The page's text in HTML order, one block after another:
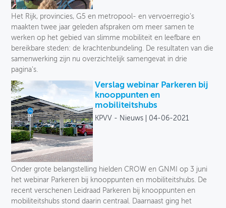
Toegankelijkheid
Verkeersveiligheid
Logistiek
Fiets
Collectief vervoer
Deelmobiliteit
Auto
Soort
Het Rijk, provincies, G5 en metropool- en vervoerregio’s
maakten twee jaar geleden afspraken om meer samen te
werken op het gebied van slimme mobiliteit en leefbare en
bereikbare steden: de krachtenbundeling. De resultaten van die
samenwerking zijn nu overzichtelijk samengevat in drie
pagina's.
Verslag webinar Parkeren bij
knooppunten en
mobiliteitshubs
KPVV - Nieuws 04-06-2021
Onder grote belangstelling hielden CROW en GNMI op 3 juni
het webinar Parkeren bij knooppunten en mobiliteitshubs. De
recent verschenen Leidraad Parkeren bij knooppunten en
mobiliteitshubs stond daarin centraal. Daarnaast ging het